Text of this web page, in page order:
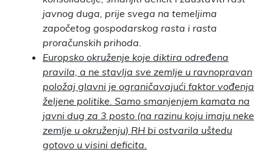
javnog duga, prije svega na temeljima
započetog gospodarskog rasta i rasta
proračunskih prihoda.
Europsko okruženje koje diktira određena
pravila, a ne stavlja sve zemlje u ravnopravan
položaj glavni je ograničavajući faktor vođenja
željene politike. Samo smanjenjem kamata na
javni dug za 3 posto (na razinu koju imaju neke
zemlje u okruženju) RH bi ostvarila uštedu
gotovo u visini deficita.